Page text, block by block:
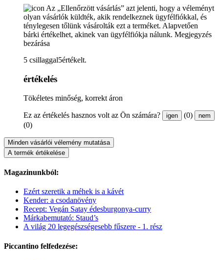
Az „Ellenőrzött vásárlás” azt jelenti, hogy a véleményt
olyan vásárlók küldték, akik rendelkeznek ügyfélfiókkal, és
ténylegesen tőlünk vásárolták ezt a terméket. Alapvetően
bárki értékelhet, akinek van ügyfélfiókja nálunk. Megjegyzés
bezárása
5 csillaggal5értékelt.
értékelés
Tökéletes minőség, korrekt áron
Ez az értékelés hasznos volt az Ön számára? igen (0) nem
(0)
Minden vásárlói vélemény mutatása
A termék értékelése
Magazinunkból:
Ezért szeretik a méhek is a kávét
Kender: a csodanövény
Recept: Vegán Satay édesburgonya-curry
Márkabemutató: Staud’s
A világ 20 legegészségesebb fűszere - 1. rész
Piccantino felfedezése: